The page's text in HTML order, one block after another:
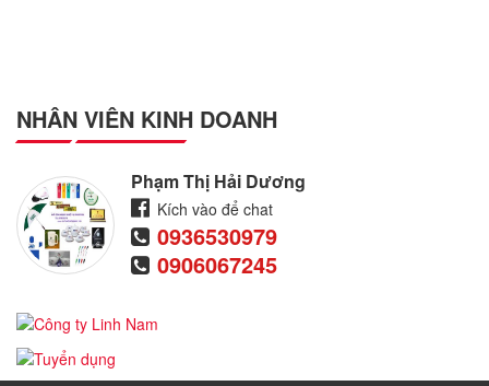
NHÂN VIÊN KINH DOANH
Phạm Thị Hải Dương
Kích vào để chat
0936530979
0906067245